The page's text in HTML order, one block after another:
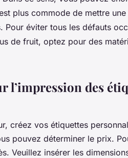
plus commode de mettre
éviter tous les défauts
de fruit, optez pour des
l’impression des
créez vos étiquettes
pouvez déterminer le prix.
Veuillez insérer les